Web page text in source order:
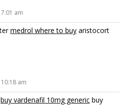
am
medrol where to buy aristocort
am
buy vardenafil 10mg generic buy